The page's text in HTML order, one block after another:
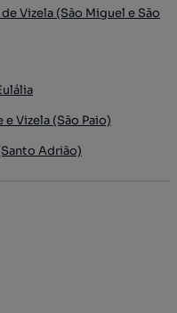
Vizela (São Miguel e São
Vizela (São Paio)
Adrião)